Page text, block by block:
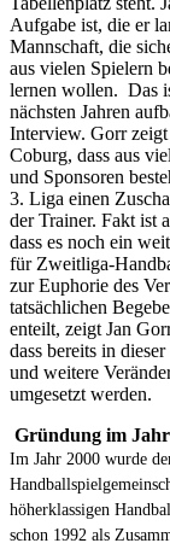
Aufgabe ist, die er
Mannschaft, die
aus vielen Spielern
lernen wollen. Das
nächsten Jahren
Interview. Gorr
Coburg, dass aus
und Sponsoren
3. Liga einen
der Trainer. Fakt ist
dass es noch ein
für Zweitliga-
zur Euphorie des
tatsächlichen
enteilt, zeigt Jan
dass bereits in
und weitere
umgesetzt werden.
Gründung im
Im Jahr 2000 wurde
höherklassigen
schon 1992 als